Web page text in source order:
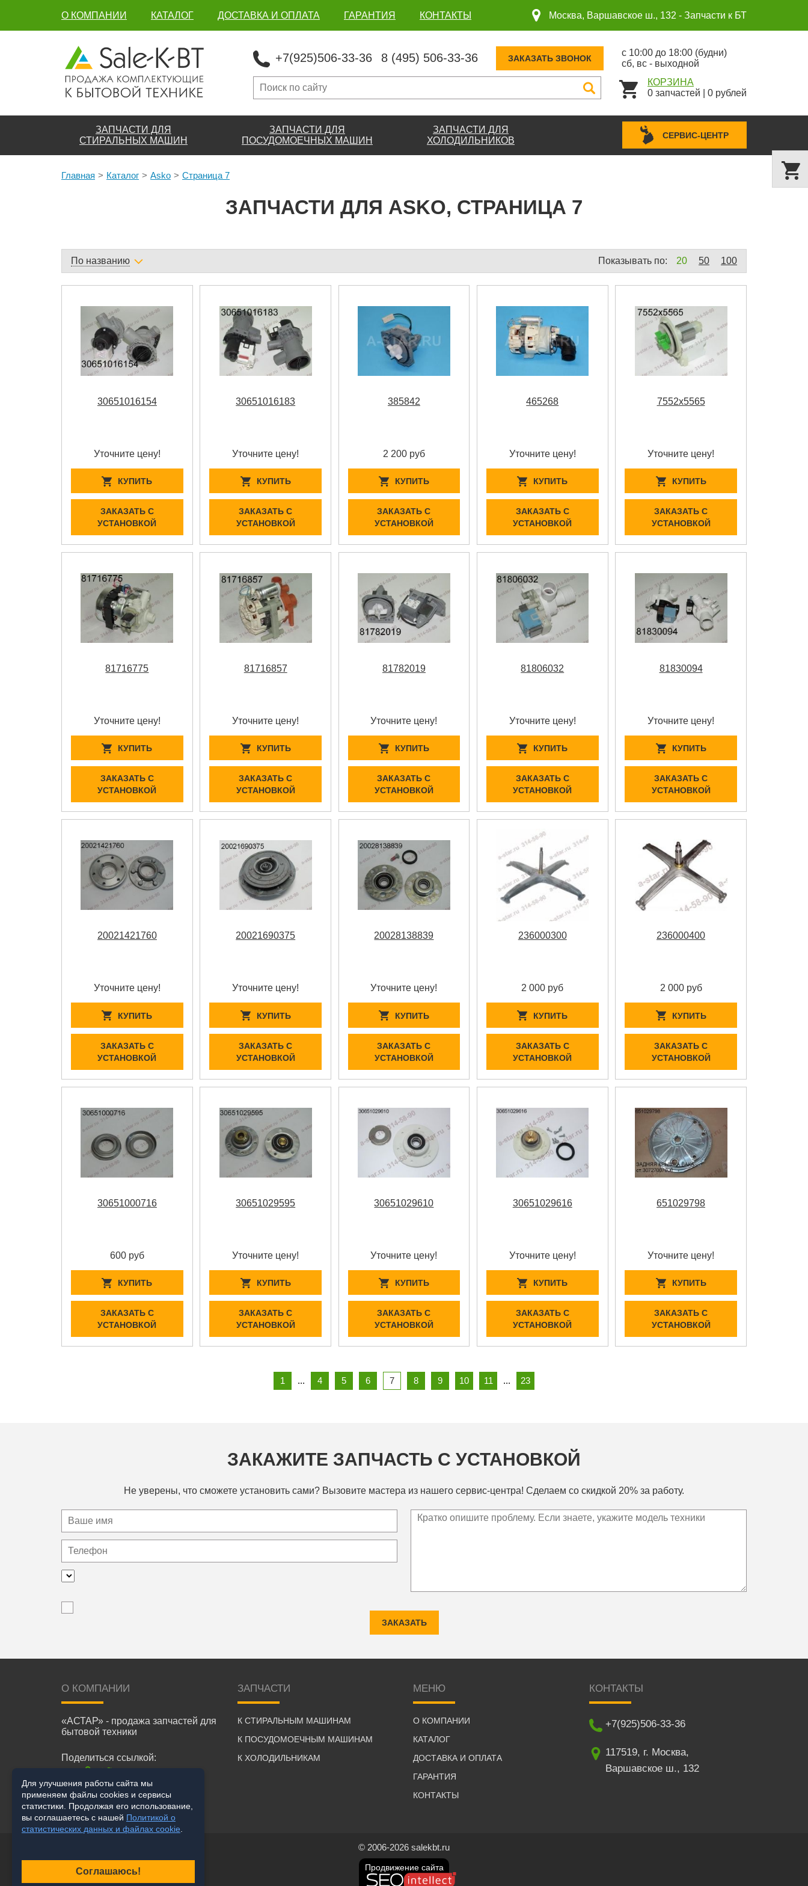
О КОМПАНИИ КАТАЛОГ ДОСТАВКА И ОПЛАТА ГАРАНТИЯ КОНТАКТЫ Москва, Варшавское ш., 132 - Запчасти к БТ
+7(925)506-33-36 8 (495) 506-33-36 ЗАКАЗАТЬ ЗВОНОК
с 10:00 до 18:00 (будни)
сб, вс - выходной
КОРЗИНА
0 запчастей 0 рублей
ЗАПЧАСТИ ДЛЯ
СТИРАЛЬНЫХ МАШИН
ЗАПЧАСТИ ДЛЯ
ПОСУДОМОЕЧНЫХ МАШИН
ЗАПЧАСТИ ДЛЯ
ХОЛОДИЛЬНИКОВ
СЕРВИС-ЦЕНТР
Главная Каталог Asko Страница 7
ЗАПЧАСТИ ДЛЯ ASKO, СТРАНИЦА 7
По названию Показывать по: 20 50 100
30651016154
Уточните цену!
КУПИТЬ
ЗАКАЗАТЬ С
УСТАНОВКОЙ
30651016183
Уточните цену!
КУПИТЬ
ЗАКАЗАТЬ С
УСТАНОВКОЙ
385842
2 200 руб
КУПИТЬ
ЗАКАЗАТЬ С
УСТАНОВКОЙ
465268
Уточните цену!
КУПИТЬ
ЗАКАЗАТЬ С
УСТАНОВКОЙ
7552x5565
Уточните цену!
КУПИТЬ
ЗАКАЗАТЬ С
УСТАНОВКОЙ
81716775
Уточните цену!
КУПИТЬ
ЗАКАЗАТЬ С
УСТАНОВКОЙ
81716857
Уточните цену!
КУПИТЬ
ЗАКАЗАТЬ С
УСТАНОВКОЙ
81782019
Уточните цену!
КУПИТЬ
ЗАКАЗАТЬ С
УСТАНОВКОЙ
81806032
Уточните цену!
КУПИТЬ
ЗАКАЗАТЬ С
УСТАНОВКОЙ
81830094
Уточните цену!
КУПИТЬ
ЗАКАЗАТЬ С
УСТАНОВКОЙ
20021421760
Уточните цену!
КУПИТЬ
ЗАКАЗАТЬ С
УСТАНОВКОЙ
20021690375
Уточните цену!
КУПИТЬ
ЗАКАЗАТЬ С
УСТАНОВКОЙ
20028138839
Уточните цену!
КУПИТЬ
ЗАКАЗАТЬ С
УСТАНОВКОЙ
236000300
2 000 руб
КУПИТЬ
ЗАКАЗАТЬ С
УСТАНОВКОЙ
236000400
2 000 руб
КУПИТЬ
ЗАКАЗАТЬ С
УСТАНОВКОЙ
30651000716
600 руб
КУПИТЬ
ЗАКАЗАТЬ С
УСТАНОВКОЙ
30651029595
Уточните цену!
КУПИТЬ
ЗАКАЗАТЬ С
УСТАНОВКОЙ
30651029610
Уточните цену!
КУПИТЬ
ЗАКАЗАТЬ С
УСТАНОВКОЙ
30651029616
Уточните цену!
КУПИТЬ
ЗАКАЗАТЬ С
УСТАНОВКОЙ
651029798
Уточните цену!
КУПИТЬ
ЗАКАЗАТЬ С
УСТАНОВКОЙ
1 ... 4 5 6 7 8 9 10 11 ... 23
ЗАКАЖИТЕ ЗАПЧАСТЬ С УСТАНОВКОЙ
Не уверены, что сможете установить сами? Вызовите мастера из нашего сервис-центра! Сделаем со скидкой 20% за работу.
ЗАКАЗАТЬ
О КОМПАНИИ
«АСТАР» - продажа запчастей для
бытовой техники
Поделиться ссылкой:
ЗАПЧАСТИ
К СТИРАЛЬНЫМ МАШИНАМ
К ПОСУДОМОЕЧНЫМ МАШИНАМ
К ХОЛОДИЛЬНИКАМ
МЕНЮ
О КОМПАНИИ
КАТАЛОГ
ДОСТАВКА И ОПЛАТА
ГАРАНТИЯ
КОНТАКТЫ
КОНТАКТЫ
+7(925)506-33-36
117519, г. Москва,
Варшавское ш., 132
© 2006-2026 salekbt.ru
Продвижение сайта
Для улучшения работы сайта мы
применяем файлы cookies и сервисы
статистики. Продолжая его использование,
вы соглашаетесь с нашей Политикой о
статистических данных и файлах cookie
Соглашаюсь!